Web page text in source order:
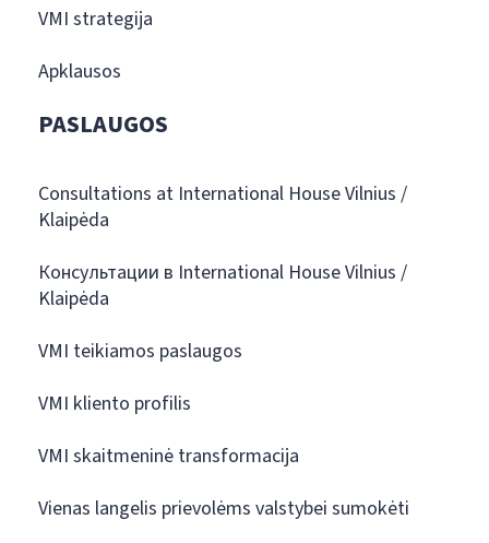
VMI strategija
Apklausos
PASLAUGOS
Consultations at International House Vilnius /
Klaipėda
Консультации в International House Vilnius /
Klaipėda
VMI teikiamos paslaugos
VMI kliento profilis
VMI skaitmeninė transformacija
Vienas langelis prievolėms valstybei sumokėti